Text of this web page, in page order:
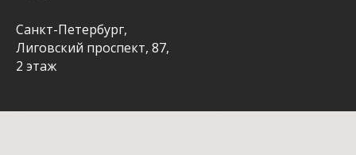
Санкт-Петербург,
Лиговский проспект, 87,
2 этаж